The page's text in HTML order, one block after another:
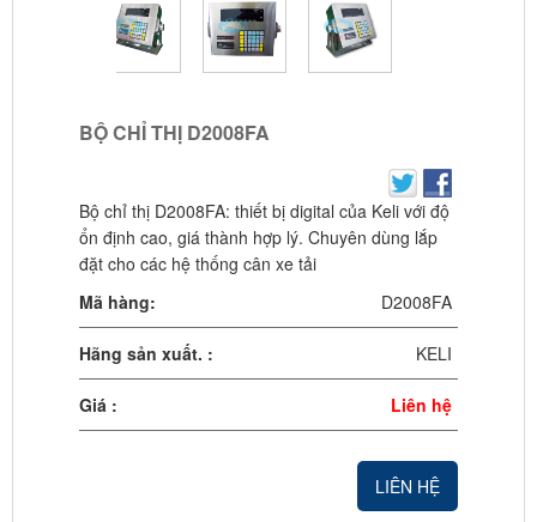
BỘ CHỈ THỊ D2008FA
Bộ chỉ thị D2008FA: thiết bị digital của Keli với độ
ổn định cao, giá thành hợp lý. Chuyên dùng lắp
đặt cho các hệ thống cân xe tải
Mã hàng:
D2008FA
Hãng sản xuất. : KELI
Giá : Liên hệ
LIÊN HỆ